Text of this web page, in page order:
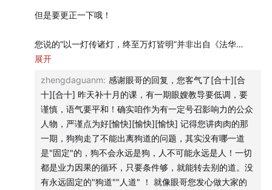
眼哥早上开盘之前提醒昨天美股的情况，需要防止的是什
么；
下午在情绪非常高的时候（大盘上4090后），害怕仓位低会
踏空、怕大盘直接起飞的朋友发消息询问（眼哥的微信就是
大家的情绪标）。
所以眼哥在4093左右发消息告诉大家不要急，要注意看一下
量价，建议大家在盘中拿不准的或者心里比较乱时，学会自
己去观察一些东西，比如眼哥一直跟大家强调的量价：
今天朋友圈里面Q过好多次，量好像有点不太对，急剧缩
量。
力往往是心理素质。通过不断地止盈和积累小胜，交易者可
牛市诱惑时保持清醒，更能让你在与多数人的博弈中脱颖而
出。与其追求一夜暴富的幻想，不如设定切实的目标，争取
平的唯一硬指标，奠定心理优势才是长期生存的根本。
00:07:47 量价关系分析：寻找市场的趋势拐点
市场的量能变化往往隐藏着最真实的信号。回顾本周行情，
大盘在四千一百点附近的震荡验证了量能不足则难以突破的
规律。当指数靠近关键压力位时，如果没有持续的放量配
合，即便短暂冲高也极易引发反转。通过对本周最高点四幺
零二和最低点四千零二的精准复盘，指出当前市场处于年前
的尾部行情。大家需要学会独立观察盘面变化，不要过度依
但是要更正一下哦！
您说的“以一灯传诸灯，终至万灯皆明”并非出自《法华
经》，而是《维摩诘经》经文源自《维摩诘所说经·菩萨品》
明终不尽”。常见的通俗转述是，“以一灯传诸灯，终至万灯
皆明”多被误认为出自《法华经》，实则源自《维摩诘经》，
谢谢！
另外，强烈@眼哥可以了解一下维摩诘居士， 能找到很多相
似的地方，例如：智慧超群、辩才无碍，重点还有漂亮老
婆！！！哈哈哈！！！
展开
zhengdaguanm: 感谢眼哥的回复，您客气了[合十][合
十][合十] 昨天补十月的课，有一期眼嫂教导要低调，要
谨慎，语气要平和！确实咱作为有一定号召影响力的公众
人物，严谨点为好[愉快][愉快][愉快] 记得您讲肉肉的那
一期，狗狗走了不能出离狗道的问题，其实没有哪一道
是"固定"的，狗不会永远是狗，人不可能永远是人！一切
都是业力因果的循环，只要条件够，就能转去别的道。没
有永远固定的"狗道""人道" ！ 就像眼哥您发心做大家的